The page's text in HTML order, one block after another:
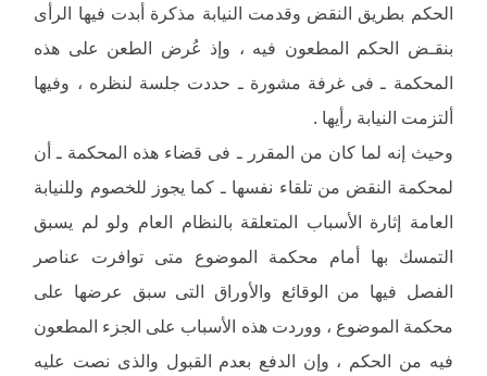
الحكم بطريق النقض وقدمت النيابة مذكرة أبدت فيها الرأى
بنقـض الحكم المطعون فيه ، وإذ عُرض الطعن على هذه
المحكمة ـ فى غرفة مشورة ـ حددت جلسة لنظره ، وفيها
ألتزمت النيابة رأيها .
وحيث إنه لما كان من المقرر ـ فى قضاء هذه المحكمة ـ أن
لمحكمة النقض من تلقاء نفسها ـ كما يجوز للخصوم وللنيابة
العامة إثارة الأسباب المتعلقة بالنظام العام ولو لم يسبق
التمسك بها أمام محكمة الموضوع متى توافرت عناصر
الفصل فيها من الوقائع والأوراق التى سبق عرضها على
محكمة الموضوع ، ووردت هذه الأسباب على الجزء المطعون
فيه من الحكم ، وإن الدفع بعدم القبول والذى نصت عليه